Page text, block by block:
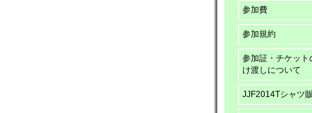
参加費
参加規約
参加証・チケット
け渡しについて
JJF2014Tシャツ